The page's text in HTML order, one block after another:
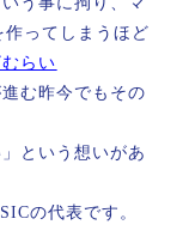
ってしまうほど
らい
む昨今でもその
という想いがあ
の代表です。